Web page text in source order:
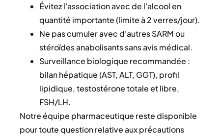
Évitez l'association avec de l'alcool en
quantité importante (limite à 2 verres/jour).
Ne pas cumuler avec d'autres SARM ou
stéroïdes anabolisants sans avis médical.
Surveillance biologique recommandée :
bilan hépatique (AST, ALT, GGT), profil
lipidique, testostérone totale et libre,
FSH/LH.
Notre équipe pharmaceutique reste disponible
pour toute question relative aux précautions